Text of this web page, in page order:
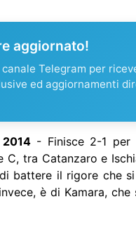
aggiornato!
Telegram per
ed aggiornamenti
2014- Finisce 2-1 per
C, tra Catanzaro e
battere il rigore che
è di Kamara,